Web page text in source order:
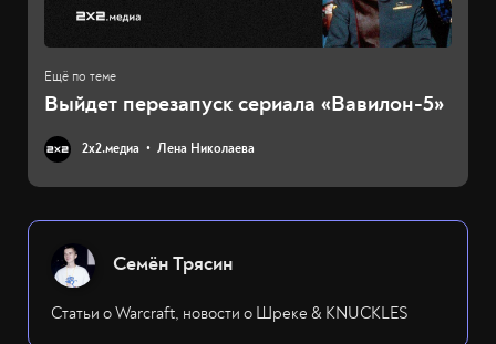
Выйдет перезапуск сериала «Вавилон-5»
2х2.медиа Лена Николаева
Семён Трясин
Статьи о Warcraft, новости о Шреке & KNUCKLES